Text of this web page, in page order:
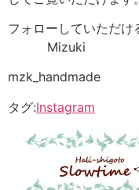
フォローして
Mizuki
mzk_handmade
タグ:Instagram